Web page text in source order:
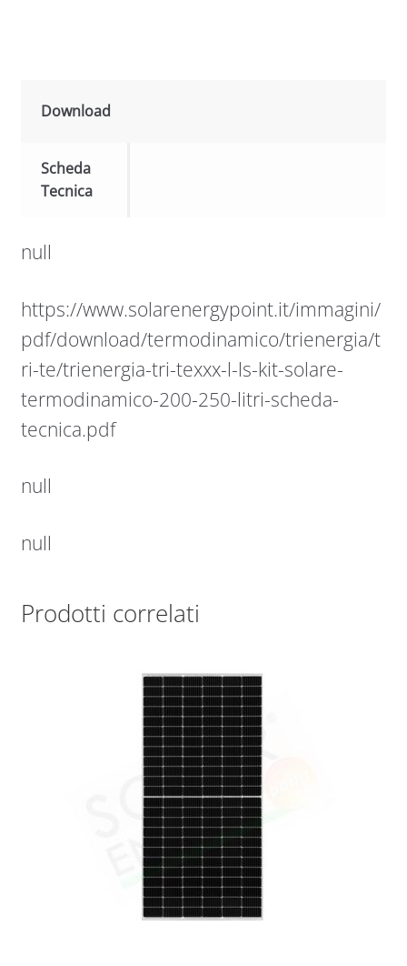
Download
Scheda
Tecnica
null
https://www.solarenergypoint.it/immagini/
pdf/download/termodinamico/trienergia/t
ri-te/trienergia-tri-texxx-l-ls-kit-solare-
termodinamico-200-250-litri-scheda-
tecnica.pdf
null
null
Prodotti correlati